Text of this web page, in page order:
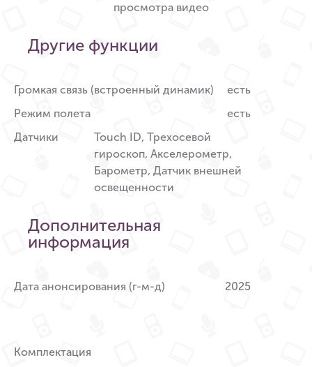
просмотра видео
Другие функции
Громкая связь (встроенный динамик)
есть
Режим полета
есть
Датчики
Touch ID, Трехосевой
гироскоп, Акселерометр,
Барометр, Датчик внешней
освещенности
Дополнительная
информация
Дата анонсирования (г-м-д) 2025
Комплектация